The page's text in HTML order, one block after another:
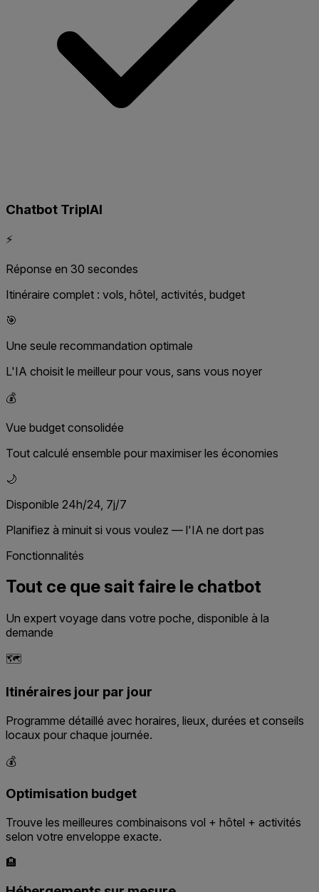
Chatbot TriplAI
⚡
Réponse en 30 secondes
Itinéraire complet : vols, hôtel, activités, budget
🎯
Une seule recommandation optimale
L'IA choisit le meilleur pour vous, sans vous noyer
💰
Vue budget consolidée
Tout calculé ensemble pour maximiser les économies
🌙
Disponible 24h/24, 7j/7
Planifiez à minuit si vous voulez — l'IA ne dort pas
Fonctionnalités
Tout ce que sait faire le chatbot
Un expert voyage dans votre poche, disponible à la
demande
🗺️
Itinéraires jour par jour
Programme détaillé avec horaires, lieux, durées et conseils
locaux pour chaque journée.
💰
Optimisation budget
Trouve les meilleures combinaisons vol + hôtel + activités
selon votre enveloppe exacte.
🏨